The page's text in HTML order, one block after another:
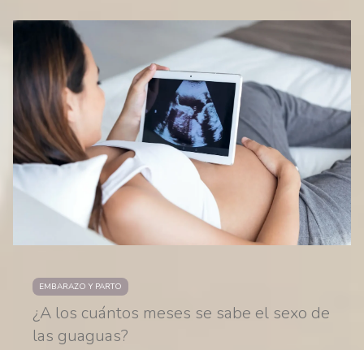
¿A los cuántos meses se sabe el sexo de
las guaguas?
EMBARAZO Y PARTO